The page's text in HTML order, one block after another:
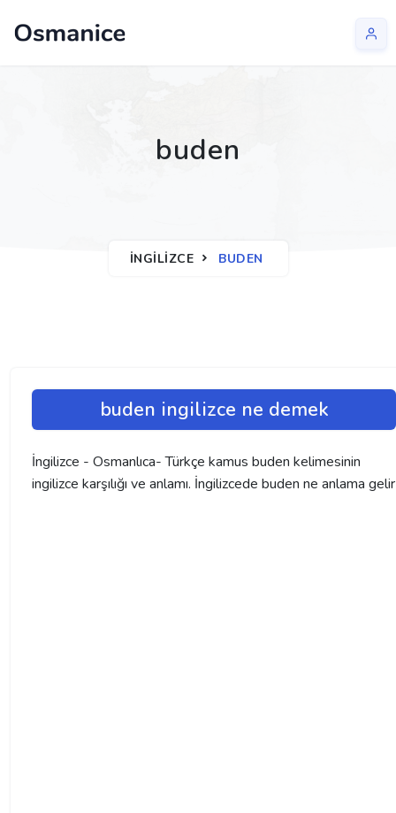
buden
İNGILIZCE BUDEN
buden ingilizce ne demek
İngilizce - Osmanlıca- Türkçe kamus buden kelimesinin
ingilizce karşılığı ve anlamı. İngilizcede buden ne anlama gelir